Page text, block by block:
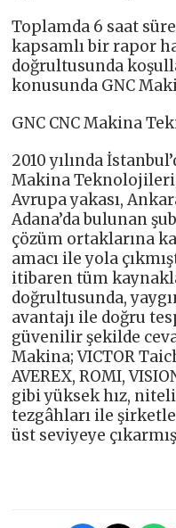
Toplamda 6 saat
kapsamlı bir rapor
doğrultusunda
konusunda GNC
GNC CNC Makina
2010 yılında
Makina
Avrupa yakası,
Adana’da bulunan
çözüm ortaklarına
amacı ile yola
itibaren tüm
doğrultusunda,
avantajı ile doğru
güvenilir şekilde
Makina; VICTOR
AVEREX, ROMI,
gibi yüksek hız,
tezgâhları ile
üst seviyeye